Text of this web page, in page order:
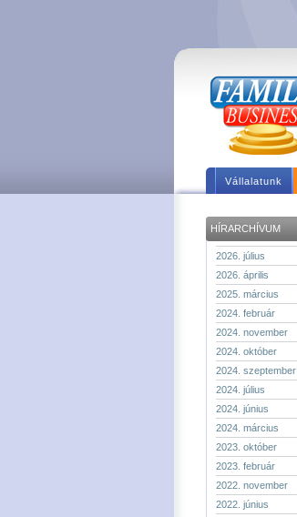
Vállalatunk
HÍRARCHÍVUM
2026. július
2026. április
2025. március
2024. február
2024. november
2024. október
2024. szeptember
2024. július
2024. június
2024. március
2023. október
2023. február
2022. november
2022. június